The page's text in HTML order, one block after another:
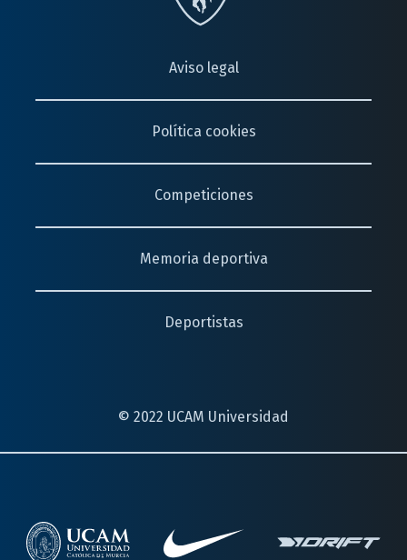
Florete
Esgrima
Aviso legal
Política cookies
Competiciones
Memoria deportiva
Deportistas
© 2022 UCAM Universidad